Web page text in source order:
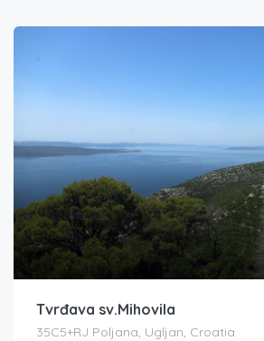
Tvrđava sv.Mihovila
35C5+RJ Poljana, Ugljan, Croatia